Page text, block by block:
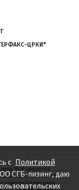
ЦРКИ"
Все сведения,
исключительно в
компанию никаких
с Политикой
СГБ-лизинг, даю